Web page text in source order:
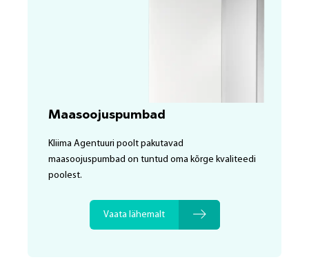
Maasoojuspumbad
Kliima Agentuuri poolt pakutavad
maasoojuspumbad on tuntud oma kõrge kvaliteedi
poolest.
Vaata lähemalt